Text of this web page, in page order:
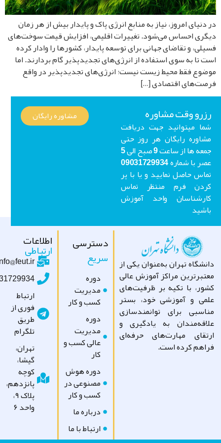
امروز، نیاز به منابع انرژی پاک و پایدار بیش از هر زمان
احساس می‌شود. تغییرات اقلیمی، افزایش قیمت سوخت‌های
و تقاضای جهانی برای توسعه پایدار، کشورها را وادار کرده
تا به سوی استفاده از انرژی‌های تجدیدپذیر گام بردارند. اما
فقط محیط زیست نیست؛ انرژی‌های تجدیدپذیر در واقع
اقتصادی […]
وقت مشاوره
میتوانید جهت دریافت
رایگان هر روز حتی
جمعه ها از ساعت 9 صبح الی 5
عصر با شماره 09031729934
حاصل نمایید و یا با پر
فرم منتظر تماس
واحد آموزش
مشاوره رایگان
تهران به‌عنوان یکی از
مراکز آموزش عالی
با تکیه بر ظرفیت‌های
و آموزشی خود، بستر
برای توانمندسازی
به یادگیری و
مهارت‌های حرفه‌ای
کرده است.
دسترسی
سریع
مدیریت
کسب و کار
مدیریت
عالی کسب و
دوره هوش
مصنوعی در
کسب و کار
درباره ما
ارتباط با ما
اطلاعات
ارتباطی
info@feut.ir
09031729934
ارتباط
فوری از
طریق
تلگرام
تهران،
گیشا،
کوچه
پانزدهم،
پلاک ۹،
واحد ۶